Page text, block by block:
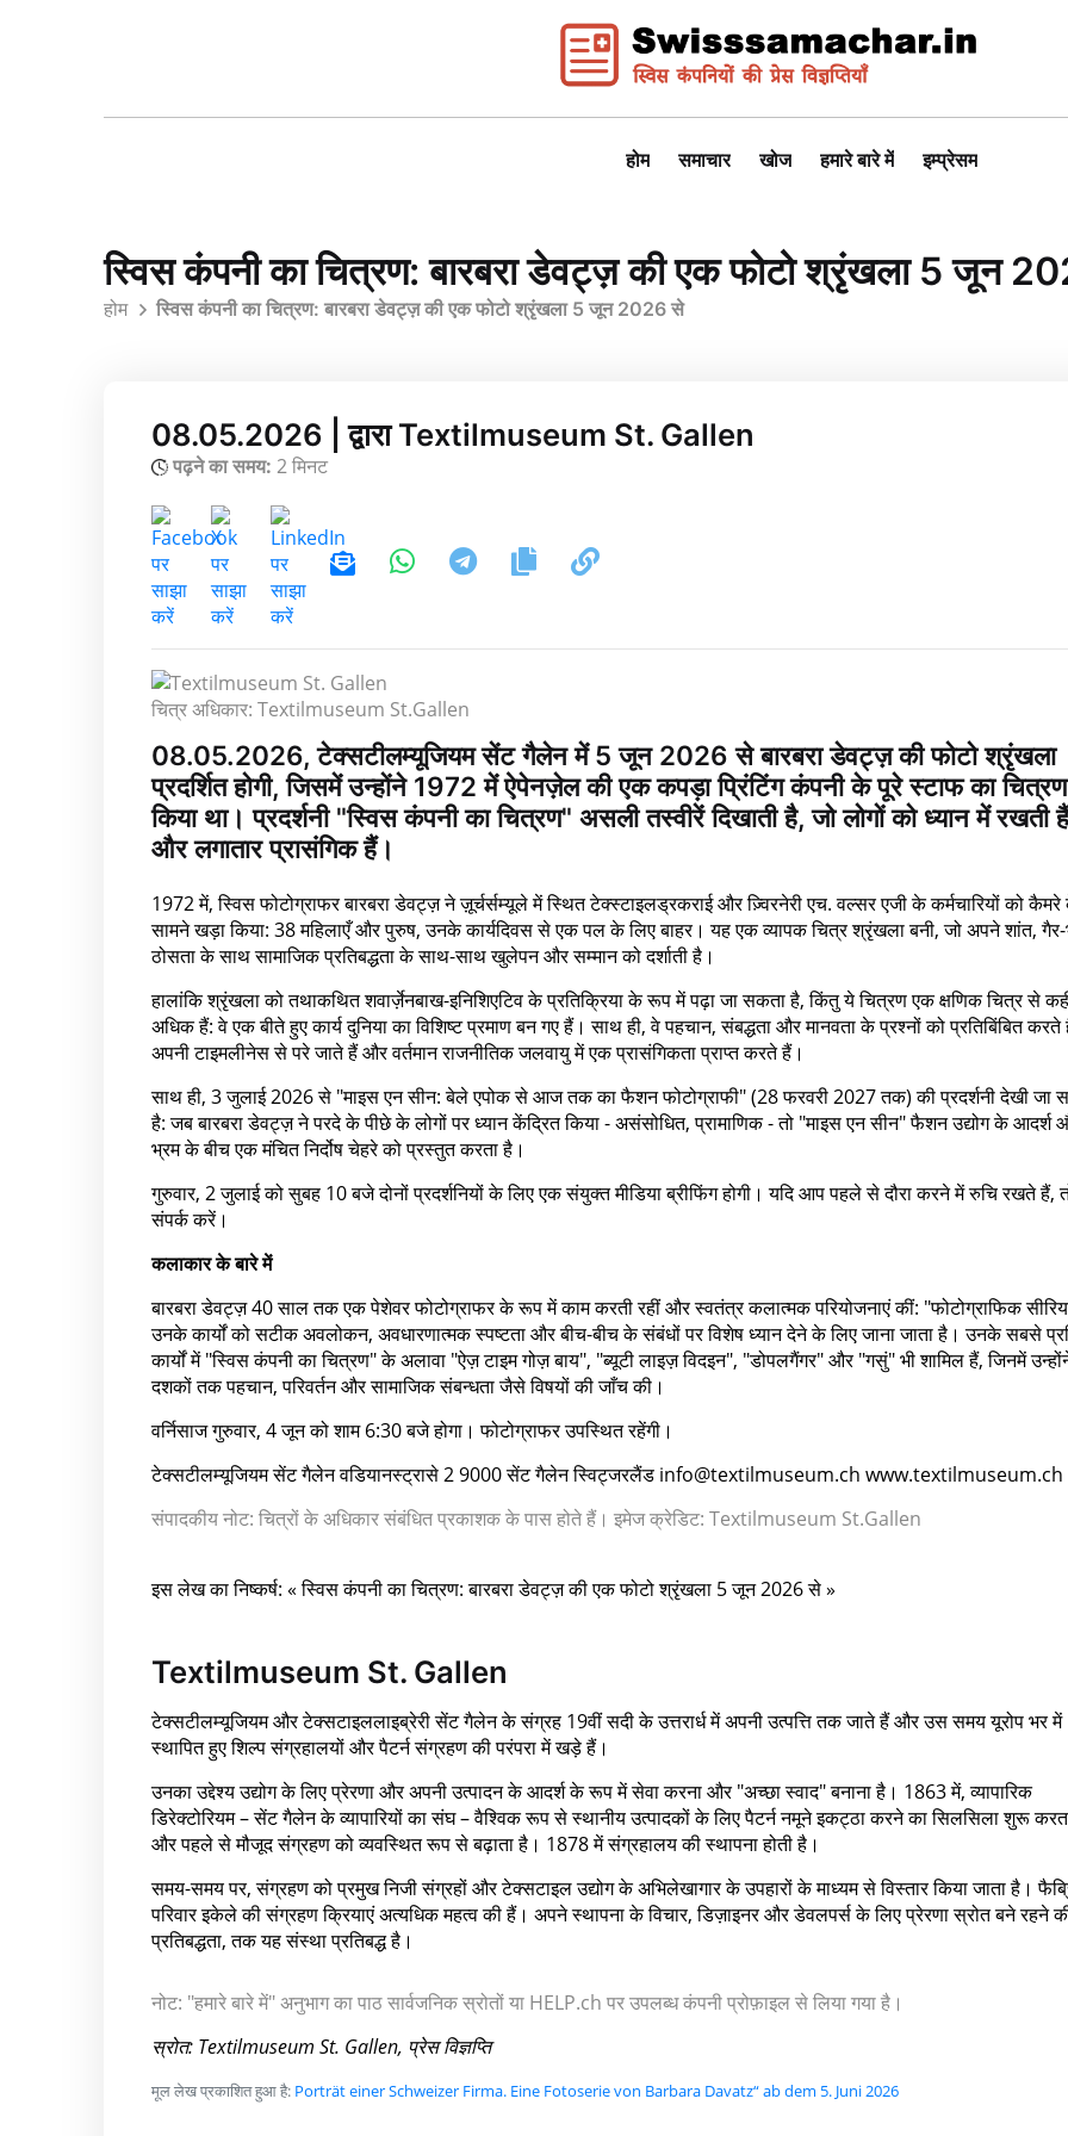
होम समाचार खोज हमारे बारे में इम्प्रेसम
स्विस कंपनी का चित्रण: बारबरा डेवट्ज़ की एक फोटो श्रृंखला 5 जून
होम स्विस कंपनी का चित्रण: बारबरा डेवट्ज़ की एक फोटो श्रृंखला 5 जून 2026 से
08.05.2026 | द्वारा Textilmuseum St. Gallen
पढ़ने का समय: 2 मिनट
चित्र अधिकार: Textilmuseum St.Gallen
08.05.2026, टेक्सटीलम्यूजियम सेंट गैलेन में 5 जून 2026 से बारबरा डेवट्ज़ की फोटो श्रृंखला
प्रदर्शित होगी, जिसमें उन्होंने 1972 में ऐपेनज़ेल की एक कपड़ा प्रिंटिंग कंपनी के पूरे स्टाफ का चित्रण
किया था। प्रदर्शनी "स्विस कंपनी का चित्रण" असली तस्वीरें दिखाती है, जो लोगों को ध्यान में रखती हैं
और लगातार प्रासंगिक हैं।
1972 में, स्विस फोटोग्राफर बारबरा डेवट्ज़ ने ज़ूर्चर्सम्यूले में स्थित टेक्स्टाइलड्रकराई और ज़्विरनेरी एच. वल्सर एजी के कर्मचारियों को
सामने खड़ा किया: 38 महिलाएँ और पुरुष, उनके कार्यदिवस से एक पल के लिए बाहर। यह एक व्यापक चित्र श्रृंखला बनी, जो अपने शांत,
ठोसता के साथ सामाजिक प्रतिबद्धता के साथ-साथ खुलेपन और सम्मान को दर्शाती है।
हालांकि श्रृंखला को तथाकथित शवार्ज़ेनबाख-इनिशिएटिव के प्रतिक्रिया के रूप में पढ़ा जा सकता है, किंतु ये चित्रण एक क्षणिक चित्र से
अधिक हैं: वे एक बीते हुए कार्य दुनिया का विशिष्ट प्रमाण बन गए हैं। साथ ही, वे पहचान, संबद्धता और मानवता के प्रश्नों को प्रतिबिंबित करते
अपनी टाइमलीनेस से परे जाते हैं और वर्तमान राजनीतिक जलवायु में एक प्रासंगिकता प्राप्त करते हैं।
साथ ही, 3 जुलाई 2026 से "माइस एन सीन: बेले एपोक से आज तक का फैशन फोटोग्राफी" (28 फरवरी 2027 तक) की प्रदर्शनी देखी जा
है: जब बारबरा डेवट्ज़ ने परदे के पीछे के लोगों पर ध्यान केंद्रित किया - असंसोधित, प्रामाणिक - तो "माइस एन सीन" फैशन उद्योग के आदर्श
भ्रम के बीच एक मंचित निर्दोष चेहरे को प्रस्तुत करता है।
गुरुवार, 2 जुलाई को सुबह 10 बजे दोनों प्रदर्शनियों के लिए एक संयुक्त मीडिया ब्रीफिंग होगी। यदि आप पहले से दौरा करने में रुचि रखते हैं,
संपर्क करें।
कलाकार के बारे में
बारबरा डेवट्ज़ 40 साल तक एक पेशेवर फोटोग्राफर के रूप में काम करती रहीं और स्वतंत्र कलात्मक परियोजनाएं कीं: "फोटोग्राफिक
उनके कार्यों को सटीक अवलोकन, अवधारणात्मक स्पष्टता और बीच-बीच के संबंधों पर विशेष ध्यान देने के लिए जाना जाता है। उनके सबसे
कार्यों में "स्विस कंपनी का चित्रण" के अलावा "ऐज़ टाइम गोज़ बाय", "ब्यूटी लाइज़ विदइन", "डोपलगैंगर" और "गसुं" भी शामिल हैं, जिनमें
दशकों तक पहचान, परिवर्तन और सामाजिक संबन्धता जैसे विषयों की जाँच की।
वर्निसाज गुरुवार, 4 जून को शाम 6:30 बजे होगा। फोटोग्राफर उपस्थित रहेंगी।
टेक्सटीलम्यूजियम सेंट गैलेन वडियानस्ट्रासे 2 9000 सेंट गैलेन स्विट्जरलैंड info@textilmuseum.ch www.textilmuseum.ch
संपादकीय नोट: चित्रों के अधिकार संबंधित प्रकाशक के पास होते हैं। इमेज क्रेडिट: Textilmuseum St.Gallen
इस लेख का निष्कर्ष: « स्विस कंपनी का चित्रण: बारबरा डेवट्ज़ की एक फोटो श्रृंखला 5 जून 2026 से »
Textilmuseum St. Gallen
टेक्सटीलम्यूजियम और टेक्सटाइललाइब्रेरी सेंट गैलेन के संग्रह 19वीं सदी के उत्तरार्ध में अपनी उत्पत्ति तक जाते हैं और उस समय यूरोप भर में
स्थापित हुए शिल्प संग्रहालयों और पैटर्न संग्रहण की परंपरा में खड़े हैं।
उनका उद्देश्य उद्योग के लिए प्रेरणा और अपनी उत्पादन के आदर्श के रूप में सेवा करना और "अच्छा स्वाद" बनाना है। 1863 में, व्यापारिक
डिरेक्टोरियम – सेंट गैलेन के व्यापारियों का संघ – वैश्विक रूप से स्थानीय उत्पादकों के लिए पैटर्न नमूने इकट्ठा करने का सिलसिला शुरू
और पहले से मौजूद संग्रहण को व्यवस्थित रूप से बढ़ाता है। 1878 में संग्रहालय की स्थापना होती है।
समय-समय पर, संग्रहण को प्रमुख निजी संग्रहों और टेक्सटाइल उद्योग के अभिलेखागार के उपहारों के माध्यम से विस्तार किया जाता है।
परिवार इकेले की संग्रहण क्रियाएं अत्यधिक महत्व की हैं। अपने स्थापना के विचार, डिज़ाइनर और डेवलपर्स के लिए प्रेरणा स्रोत बने रहने
प्रतिबद्धता, तक यह संस्था प्रतिबद्ध है।
नोट: "हमारे बारे में" अनुभाग का पाठ सार्वजनिक स्रोतों या HELP.ch पर उपलब्ध कंपनी प्रोफ़ाइल से लिया गया है।
स्रोत: Textilmuseum St. Gallen, प्रेस विज्ञप्ति
मूल लेख प्रकाशित हुआ है: Porträt einer Schweizer Firma. Eine Fotoserie von Barbara Davatz“ ab dem 5. Juni 2026